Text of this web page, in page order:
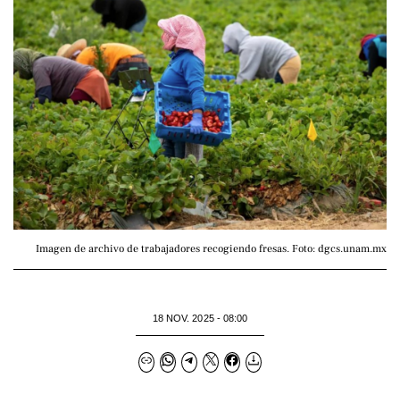
Imagen de archivo de trabajadores recogiendo fresas. Foto: dgcs.unam.mx
18 NOV. 2025 - 08:00